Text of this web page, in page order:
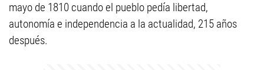
mayo de 1810 cuando el pueblo pedía libertad,
autonomía e independencia a la actualidad, 215 años
después.